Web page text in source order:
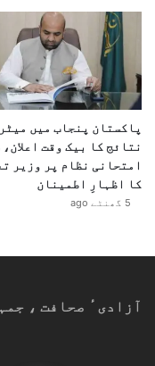
پاکستان پنجاب میں
نتائج کا بیک وقت
امتحانی نظام پر وزیر
کا اظہارِ اطمینان
5 گھنٹے ago
آزادیٴ صحافت ،